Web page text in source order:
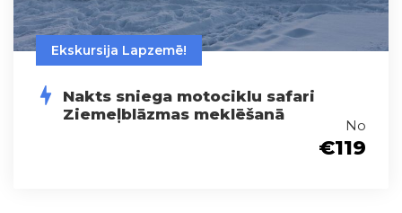
Ekskursija Lapzemē!
Nakts sniega motociklu safari
Ziemeļblāzmas meklēšanā
No
€119